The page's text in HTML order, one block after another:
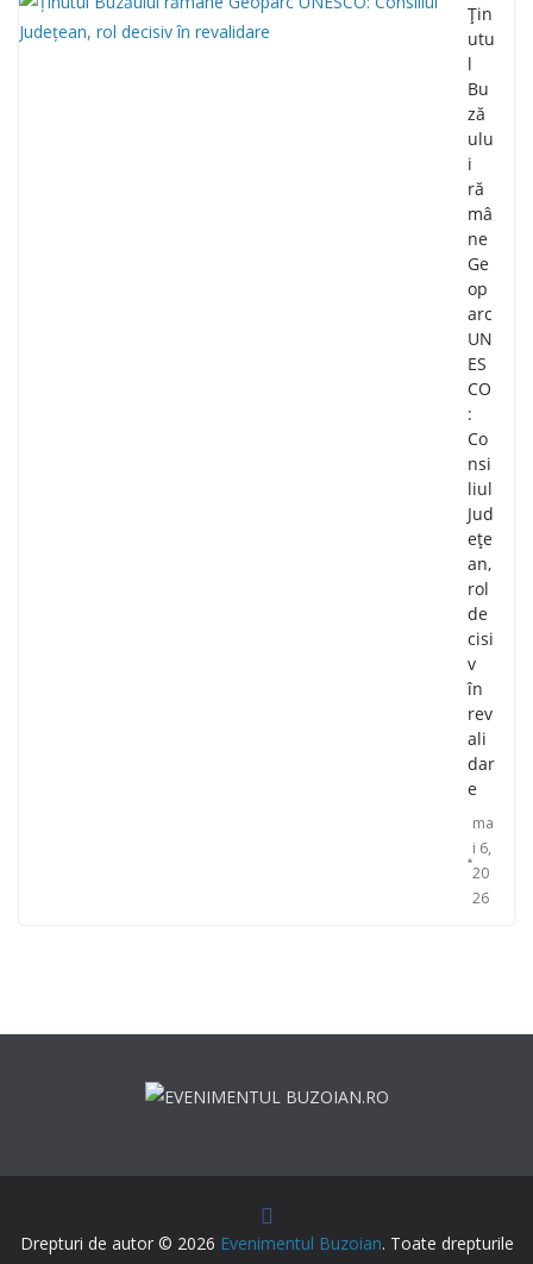
Țin
utu
l
Bu
ză
ulu
i
ră
mâ
ne
Ge
op
arc
UN
ES
CO
:
Co
nsi
liul
Jud
ețe
an,
rol
de
cisi
v
în
rev
ali
dar
e
ma
i 6,
20
26
Drepturi de autor © 2026 Evenimentul Buzoian. Toate drepturile